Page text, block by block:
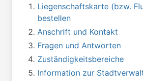
Liegenschaftskarte (bzw.
bestellen
Anschrift und Kontakt
Fragen und Antworten
Zuständigkeitsbereiche
Information zur